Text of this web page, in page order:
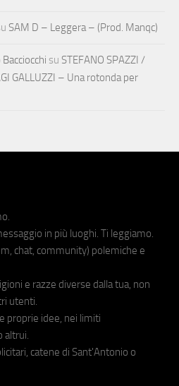
SAM D – Leggera – (Prod. Manqc)
su STEFANO SPAZZI /
GALLUZZI – Una rotonda per
in più luoghi. Ti leggiamo.
chat, community) polemiche e
e razze diverse dalla tua, non
utenti.
proprie idee, nei limiti
altrui.
catene di Sant'Antonio o